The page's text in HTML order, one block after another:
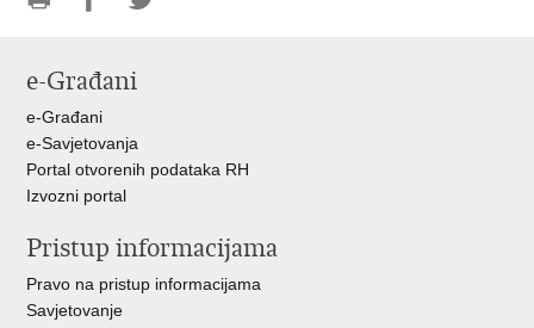
FacebookuTwitteru
e-Građani
e-Građani
e-Savjetovanja
Portal otvorenih podataka RH
Izvozni portal
Pristup informacijama
Pravo na pristup informacijama
Savjetovanje